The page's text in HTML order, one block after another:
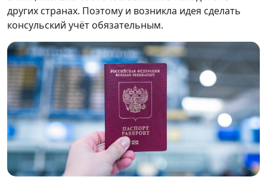
других странах. Поэтому и возникла идея сделать
консульский учёт обязательным.